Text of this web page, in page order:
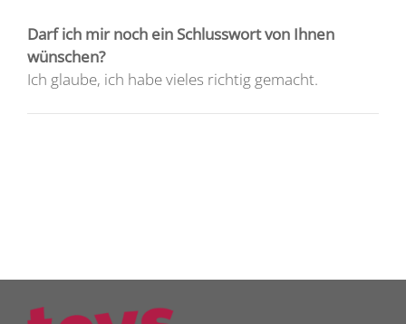
Darf ich mir noch ein Schlusswort von Ihnen
wünschen?
Ich glaube, ich habe vieles richtig gemacht.